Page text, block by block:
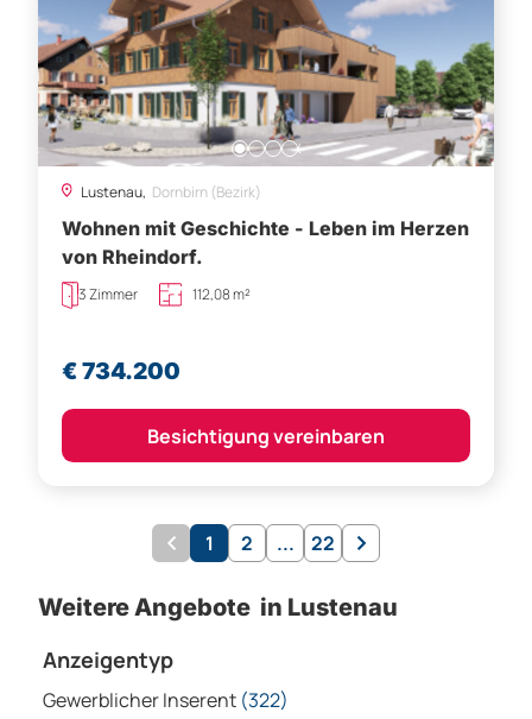
Lustenau, Dornbirn (Bezirk)
Wohnen mit Geschichte - Leben im Herzen
von Rheindorf.
3 Zimmer 112,08 m²
€ 734.200
Besichtigung vereinbaren
1 2 ... 22
Weitere Angebote in Lustenau
Anzeigentyp
Gewerblicher Inserent (322)